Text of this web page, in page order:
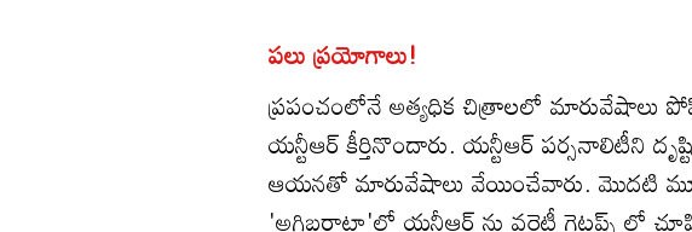
పలు ప్రయోగాలు!
ప్రపంచంలోనే అత్యధిక చిత్రాలలో మారువేషాలు
యన్టీఆర్ కీర్తినొందారు. యన్టీఆర్ పర్సనాలిటీని
ఆయనతో మారువేషాలు వేయించేవారు. మొదటి
'అగ్గిబరాటా'లో యన్టీఆర్ ను వరైటీ గెటప్స్ లో